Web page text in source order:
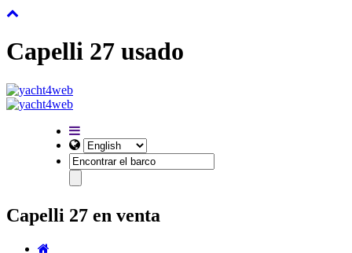
Capelli 27 usado
Capelli 27 en venta